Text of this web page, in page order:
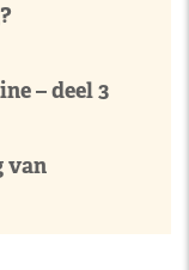
– deel 3
van